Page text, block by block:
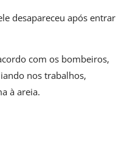
desapareceu após entrar
com os bombeiros,
nos trabalhos,
à areia.